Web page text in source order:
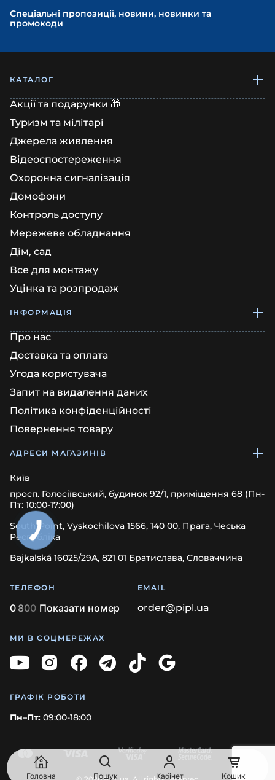
Спеціальні пропозиції, новини, новинки та
промокоди
Головна Пошук Кабінет Кошик
КАТАЛОГ
Акції та подарунки 🎁
Туризм та мілітарі
Джерела живлення
Відеоспостереження
Охоронна сигналізація
Домофони
Контроль доступу
Мережеве обладнання
Дім, сад
Все для монтажу
Уцінка та розпродаж
ІНФОРМАЦІЯ
Про нас
Доставка та оплата
Угода користувача
Запит на видалення даних
Політика конфіденційності
Повернення товару
АДРЕСИ МАГАЗИНІВ
Київ
просп. Голосіївський, будинок 92/1, приміщення 68 (Пн-
Пт: 10:00-17:00)
South Point, Vyskochilova 1566, 140 00, Прага, Чеська
Республіка
Bajkalská 16025/29A, 821 01 Братислава, Словаччина
ТЕЛЕФОН
0 800 Показати номер
EMAIL
order@pipl.ua
МИ В СОЦМЕРЕЖАХ
ГРАФІК РОБОТИ
Пн–Пт: 09:00-18:00